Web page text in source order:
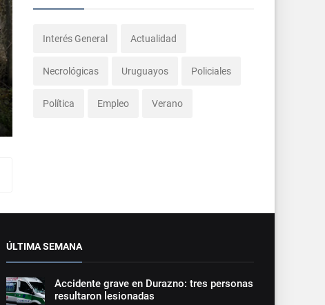
Interés General Actualidad
Necrológicas Uruguayos Policiales
Política Empleo Verano
ÚLTIMA SEMANA
Accidente grave en Durazno: tres personas
resultaron lesionadas